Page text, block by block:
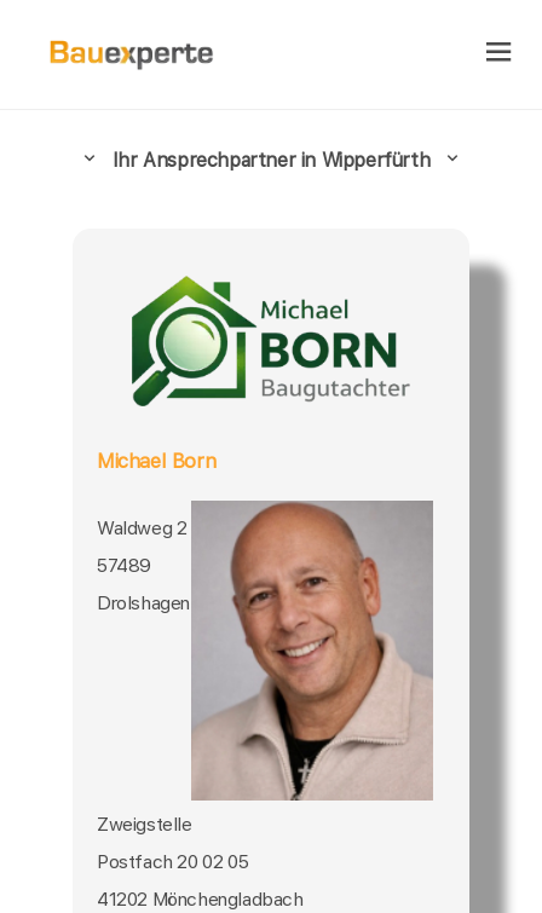
Ihr Ansprechpartner in Wipperfürth
Michael Born
Waldweg 2
57489
Drolshagen
Zweigstelle
Postfach 20 02 05
41202 Mönchengladbach